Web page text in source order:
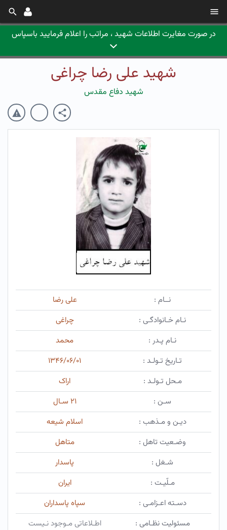
در صورت مغایرت اطلاعات شهید ، مراتب را اعلام فرمایید باسپاس
شهید علی رضا چراغی
شهید دفاع مقدس
نــام :
علی رضا
نـام خـانوادگـی :
چراغی
نـام پـدر :
محمد
تـاریخ تـولـد :
۱۳۴۶/۰۶/۰۱
مـحل تـولـد :
اراک
سـن :
۲۱ سـال
دیـن و مـذهب :
اسلام شیعه
وضـعیت تاهل :
متاهل
شـغل :
پاسدار
مـلّیـت :
ایران
دسـته اعـزامـی :
سپاه پاسداران
مسئولیت نظـامی :
اطـلاعاتی مـوجود نـیست